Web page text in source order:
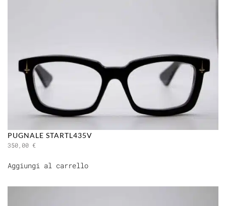
PUGNALE STARTL435V
350,00 €
Aggiungi al carrello